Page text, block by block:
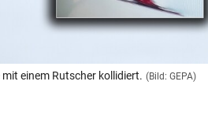
& Co KG 2026
einem Rutscher kollidiert. (Bild: GEPA)